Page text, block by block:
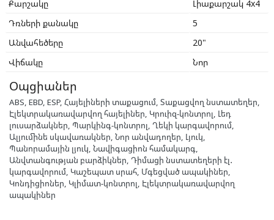
Քարշակը
Լիաքարշակ 4x4
Դռների քանակը
5
Անվահեծերը
20"
Վիճակը
Նոր
Օպցիաներ
ABS, EBD, ESP, Հայելիների տաքացում, Տաքացվող նստատեղեր,
Էլեկտրակառավարվող հայելիներ, Կրուիզ-կոնտրոլ, Լեդ
լուսարձակներ, Պարկինգ-կոնտրոլ, Ղեկի կարգավորում,
Ալյումինե սկավառակներ, Նոր անվադողեր, Լյուկ,
Պանորամային լյուկ, Նավիգացիոն համակարգ,
Անվտանգության բարձիկներ, Դիմացի նստատեղերի էլ․
կարգավորում, Կաշեպատ սրահ, Մգեցված ապակիներ,
Կոնդիցիոներ, Կլիմատ-կոնտրոլ, Էլեկտրակառավարվող
ապակիներ